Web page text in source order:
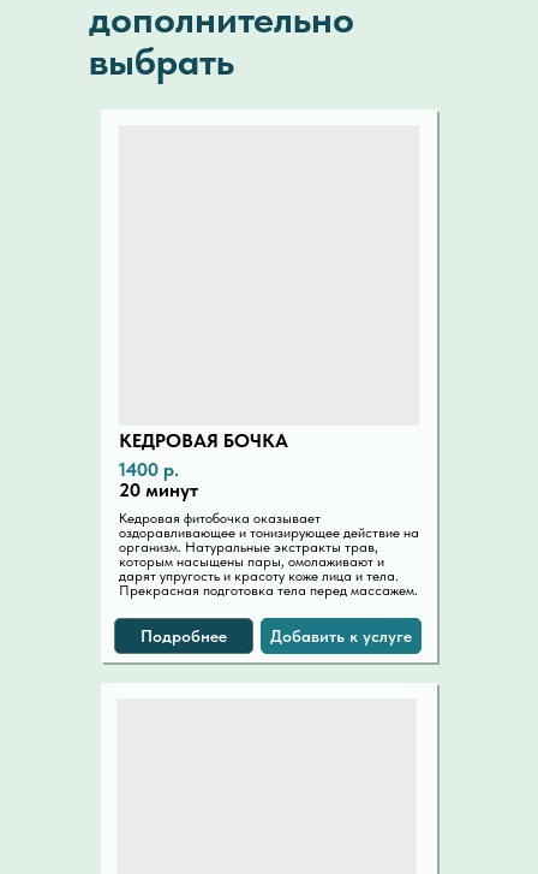
дополнительно
выбрать
КЕДРОВАЯ БОЧКА
Кедровая фитобочка оказывает
оздоравливающее и тонизирующее действие на
организм. Натуральные экстракты трав,
которым насыщены пары, омолаживают и
дарят упругость и красоту коже лица и тела.
Прекрасная подготовка тела перед массажем.
1400 р.
20 минут
Добавить к услуге
Подробнее